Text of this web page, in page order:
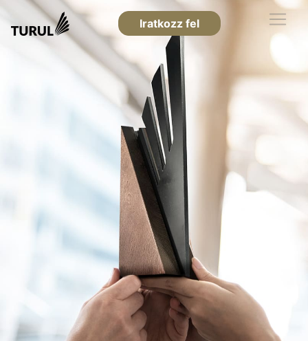
Iratkozz fel